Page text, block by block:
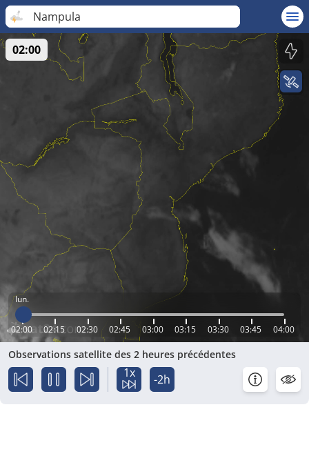
Nampula
lun.
02:00 02:15 02:30 02:45 03:00 03:15 03:30 03:45 04:00
02:00
Observations satellite des 2 heures précédentes
1x -2h